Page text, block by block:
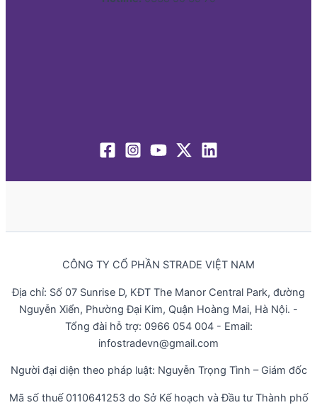
CÔNG TY CỔ PHẦN STRADE VIỆT NAM
Địa chỉ: Số 07 Sunrise D, KĐT The Manor Central Park, đường
Nguyễn Xiển, Phường Đại Kim, Quận Hoàng Mai, Hà Nội. -
Tổng đài hỗ trợ: 0966 054 004 - Email:
infostradevn@gmail.com
Người đại diện theo pháp luật: Nguyễn Trọng Tình – Giám đốc
Mã số thuế 0110641253 do Sở Kế hoạch và Đầu tư Thành phố